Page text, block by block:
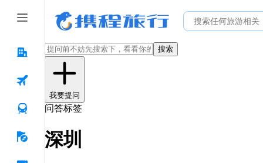
搜索
我要提问
问答标签
深圳